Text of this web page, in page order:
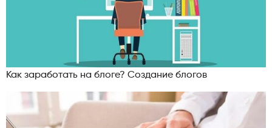
Как заработать на блоге? Создание блогов